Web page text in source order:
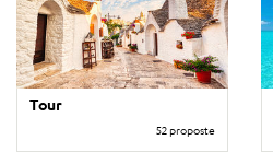
Tour
52 proposte